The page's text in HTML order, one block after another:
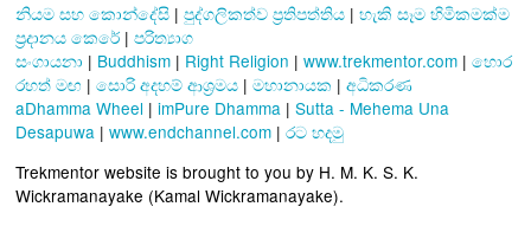
නියම සහ කොන්දේසි | පුද්ගලිකත්ව ප්‍රතිපත්තිය | හැකි සෑම හිමිකමක්ම
ප්‍රදානය කෙරේ | පරිත්‍යාග
සංගායනා | Buddhism | Right Religion | www.trekmentor.com | හොර
රහත් මඟ | සොරි අදහම් ආශ්‍රමය | මහානායක | අධිකරණ
aDhamma Wheel | imPure Dhamma | Sutta - Mehema Una
Desapuwa | www.endchannel.com | රට හදමු
Trekmentor website is brought to you by H. M. K. S. K.
Wickramanayake (Kamal Wickramanayake).